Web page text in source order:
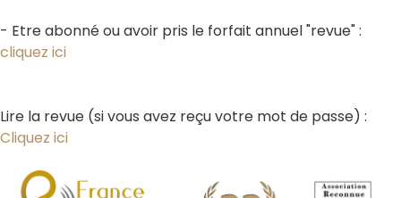
- Etre abonné ou avoir pris le forfait annuel "revue" :
cliquez ici
Lire la revue (si vous avez reçu votre mot de passe) :
Cliquez ici